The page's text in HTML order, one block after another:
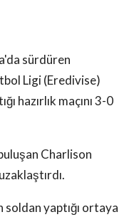
sürdüren
Ligi (Eredivise)
hazırlık maçını 3-0
Charlison
yaptığı ortaya